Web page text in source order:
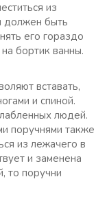
из
должен быть
его гораздо
бортик ванны.
вставать,
и спиной.
людей.
поручнями также
из лежачего в
и заменена
то поручни